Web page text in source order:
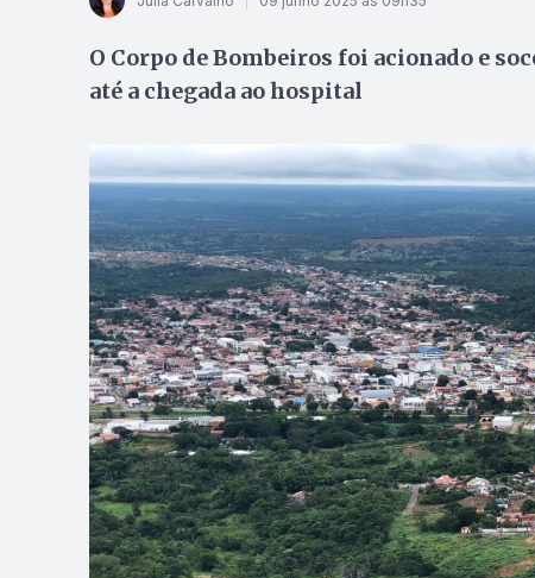
O Corpo de Bombeiros foi acionado e
até a chegada ao hospital